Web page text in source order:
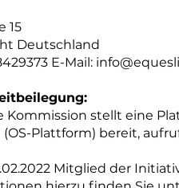
15
Deutschland
E-Mail:
Kommission stellt eine
Plattform) bereit,
Mitglied der